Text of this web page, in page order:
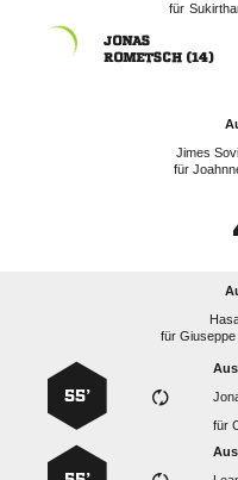
für

 

für
für
für
55’